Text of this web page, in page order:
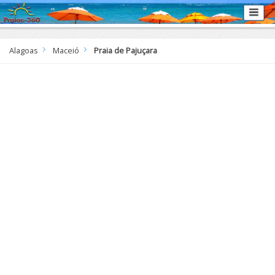
Alagoas Maceió Praia de Pajuçara